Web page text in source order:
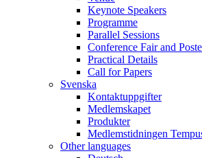
Keynote Speakers
Programme
Parallel Sessions
Conference Fair and
Practical Details
Call for Papers
Svenska
Kontaktuppgifter
Medlemskapet
Produkter
Medlemstidningen
Other languages